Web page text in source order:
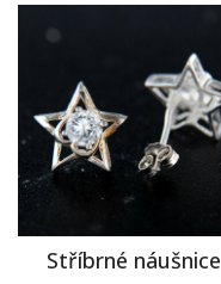
Stříbrné náušnice